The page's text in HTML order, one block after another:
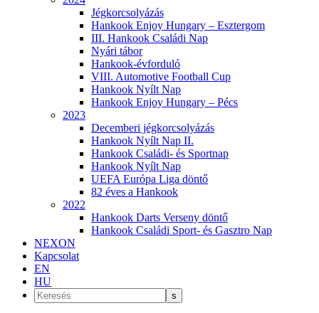
Jégkorcsolyázás
Hankook Enjoy Hungary – Esztergom
III. Hankook Családi Nap
Nyári tábor
Hankook-évforduló
VIII. Automotive Football Cup
Hankook Nyílt Nap
Hankook Enjoy Hungary – Pécs
2023
Decemberi jégkorcsolyázás
Hankook Nyílt Nap II.
Hankook Családi- és Sportnap
Hankook Nyílt Nap
UEFA Európa Liga döntő
82 éves a Hankook
2022
Hankook Darts Verseny döntő
Hankook Családi Sport- és Gasztro Nap
NEXON
Kapcsolat
EN
HU